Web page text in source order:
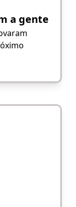
a gente